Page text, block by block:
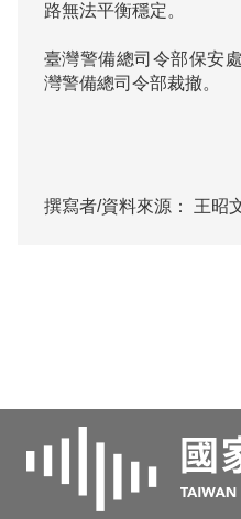
路無法平衡穩定。
臺灣警備總司令部保安
灣警備總司令部裁撤。
撰寫者/資料來源： 王昭